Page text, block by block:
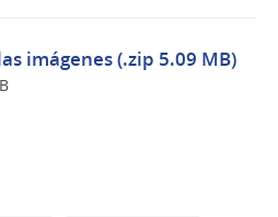
imágenes (.zip 5.09 MB)